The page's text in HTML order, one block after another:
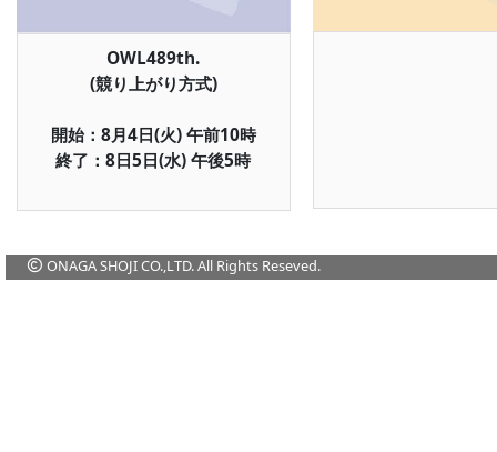
OWL489th.
(競り上がり方式)
開始：8月4日(火) 午前10時
終了：8日5日(水) 午後5時
ONAGA SHOJI CO.,LTD. All Rights Reseved.